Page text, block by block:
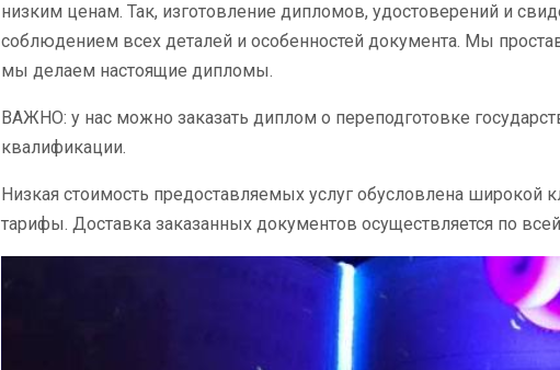
низким ценам. Так, изготовление дипломов, удостоверений и
соблюдением всех деталей и особенностей документа. Мы
мы делаем настоящие дипломы.
ВАЖНО: у нас можно заказать диплом о переподготовке
квалификации.
Низкая стоимость предоставляемых услуг обусловлена
тарифы. Доставка заказанных документов осуществляется по